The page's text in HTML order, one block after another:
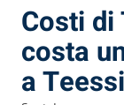
Costi di
costa
a